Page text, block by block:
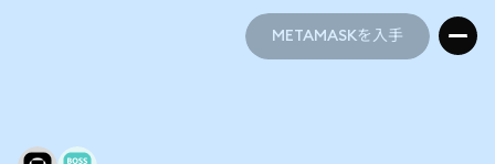
METAMASKを入手